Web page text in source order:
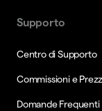
Supporto
Centro di Supporto
Commissioni e
Domande Frequenti